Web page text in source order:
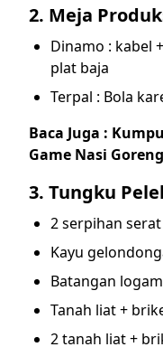
2. Meja
Dinamo : kabel
plat baja
Terpal : Bola
Baca Juga :
Game Nasi
3. Tungku
2 serpihan
Kayu
Batangan
Tanah liat +
2 tanah liat +